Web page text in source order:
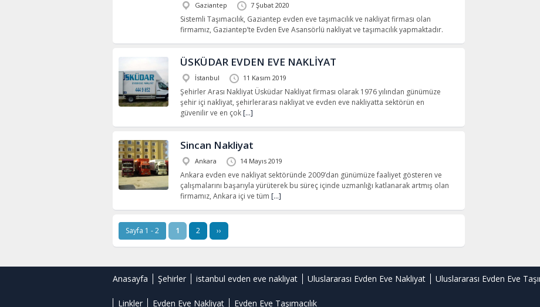
Gaziantep 7 Şubat 2020
Sistemli Taşımacılık, Gaziantep evden eve taşımacılık ve nakliyat firması olan
firmamız, Gaziantep’te Evden Eve Asansörlü nakliyat ve taşımacılık yapmaktadır.
ÜSKÜDAR EVDEN EVE NAKLİYAT
İstanbul 11 Kasım 2019
Şehirler Arası Nakliyat Üsküdar Nakliyat firması olarak 1976 yılından günümüze
şehir içi nakliyat, şehirlerarası nakliyat ve evden eve nakliyatta sektörün en
güvenilir ve en çok […]
Sincan Nakliyat
Ankara 14 Mayıs 2019
Ankara evden eve nakliyat sektöründe 2009’dan günümüze faaliyet gösteren ve
çalışmalarını başarıyla yürüterek bu süreç içinde uzmanlığı katlanarak artmış olan
firmamız, Ankara içi ve tüm […]
Sayfa 1 - 2 1 2 ››
Anasayfa Şehirler istanbul evden eve nakliyat Uluslararası Evden Eve Nakliyat Uluslararası Evden Eve
Linkler Evden Eve Nakliyat Evden Eve Taşımacılık